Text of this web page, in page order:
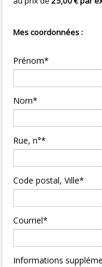
Mes coordonnées :
Prénom*
Nom*
Rue, n°*
Code postal, Ville*
Courriel*
Informations